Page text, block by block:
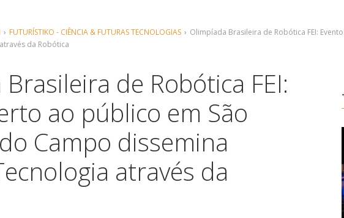
› FUTURÍSTIKO - CIÊNCIA & FUTURAS TECNOLOGIAS › Olimpíada Brasileira de Robótica FEI:
da Robótica
de Robótica FEI:
ao público em São
Campo dissemina
através da